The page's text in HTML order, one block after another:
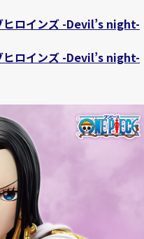
ヒロインズ -Devil’s night-
ヒロインズ -Devil’s night-